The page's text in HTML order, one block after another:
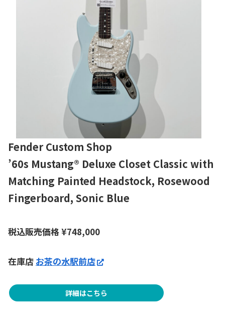
Fender Custom Shop
’60s Mustang® Deluxe Closet Classic with
Matching Painted Headstock, Rosewood
Fingerboard, Sonic Blue
税込販売価格¥748,000
在庫店 お茶の水駅前店
詳細はこちら